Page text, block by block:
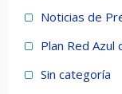
Noticias de
Plan Red Azul
Sin categoría